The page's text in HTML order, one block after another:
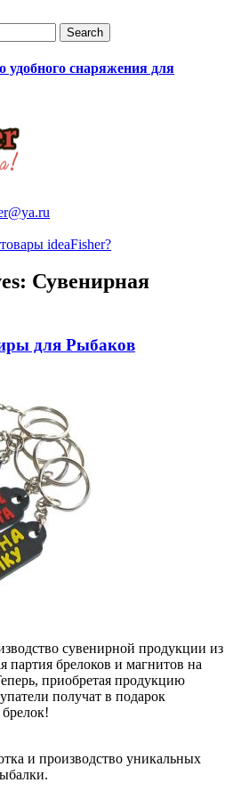
удобного снаряжения для
ideaFisher?
Сувенирная
для Рыбаков
сувенирной продукции из
брелоков и магнитов на
приобретая продукцию
получат в подарок
и производство уникальных